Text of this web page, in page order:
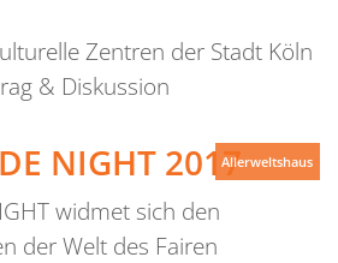
Zentren der Stadt Köln
& Diskussion
NIGHT 2017
widmet sich den
der Welt des Fairen
Allerweltshaus